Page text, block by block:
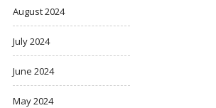
August 2024
July 2024
June 2024
May 2024